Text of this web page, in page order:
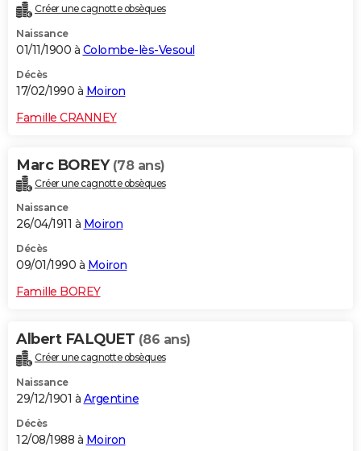
Créer une cagnotte obsèques
Naissance
01/11/1900 à Colombe-lès-Vesoul
Décès
17/02/1990 à Moiron
Famille CRANNEY
Marc BOREY (78 ans)
Créer une cagnotte obsèques
Naissance
26/04/1911 à Moiron
Décès
09/01/1990 à Moiron
Famille BOREY
Albert FALQUET (86 ans)
Créer une cagnotte obsèques
Naissance
29/12/1901 à Argentine
Décès
12/08/1988 à Moiron